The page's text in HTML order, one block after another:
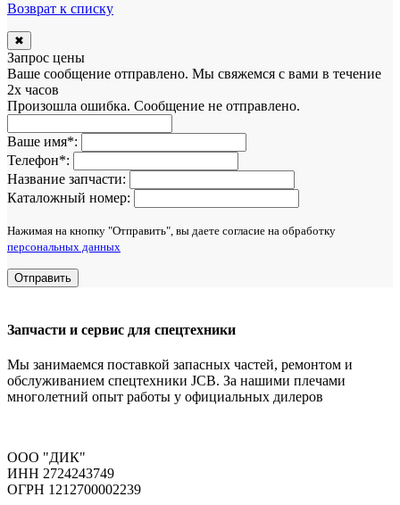
Возврат к списку
✖
Запрос цены
Ваше сообщение отправлено. Мы свяжемся с вами в течение
2х часов
Произошла ошибка. Сообщение не отправлено.
Ваше имя*:
Телефон*:
Название запчасти:
Каталожный номер:
Нажимая на кнопку "Отправить", вы даете согласие на обработку
персональных данных
Отправить
Запчасти и сервис для спецтехники
Мы занимаемся поставкой запасных частей, ремонтом и
обслуживанием спецтехники JCB. За нашими плечами
многолетний опыт работы у официальных дилеров
ООО "ДИК"
ИНН 2724243749
ОГРН 1212700002239